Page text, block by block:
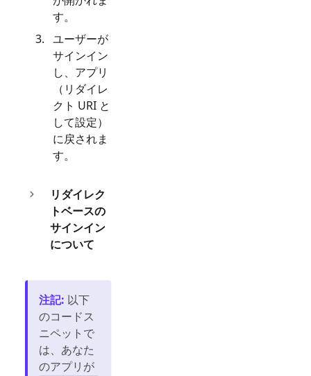
す。
ユーザーが
サインイン
し、アプリ
（リダイレ
クト URI と
して設定）
に戻されま
す。
リダイレク
トベースの
サインイン
について
注記: 以下
のコードス
ニペットで
は、あなた
のアプリが